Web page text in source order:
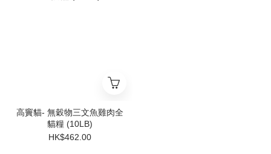
高竇貓- 無穀物三文魚雞肉全
貓糧 (10LB)
HK$462.00